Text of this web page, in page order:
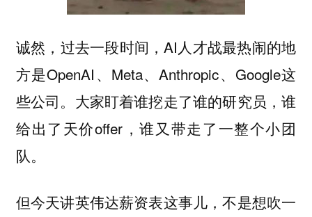
诚然，过去一段时间，AI人才战最热闹的地
方是OpenAI、Meta、Anthropic、Google这
些公司。大家盯着谁挖走了谁的研究员，谁
给出了天价offer，谁又带走了一整个小团
队。
但今天讲英伟达薪资表这事儿，不是想吹一